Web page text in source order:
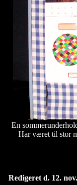
En
Har været til stor
Redigeret d. 12.